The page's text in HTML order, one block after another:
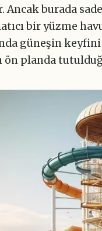
Ancak burada
bir yüzme
güneşin
ön planda